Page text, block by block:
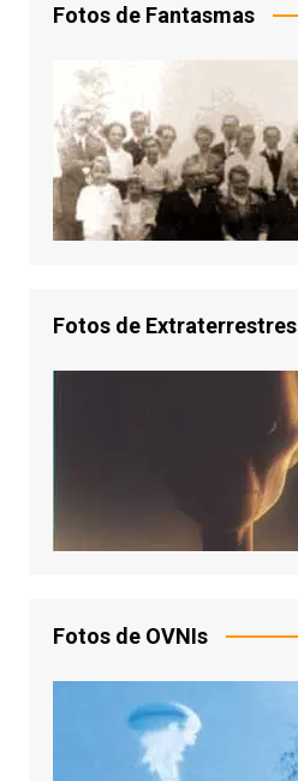
Fotos de Fantasmas
Fotos de Extraterrestres
Fotos de OVNIs